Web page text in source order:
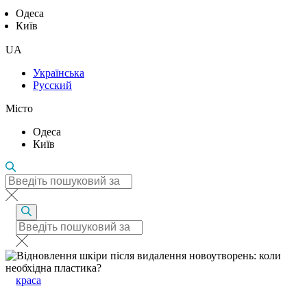
Одеса
Київ
UA
Українська
Русский
Місто
Одеса
Київ
краса